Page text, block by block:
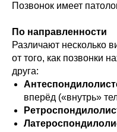
Позвонок имеет
По направленности
Различают несколько
от того, как позвонки
друга:
вперёд («внутрь»